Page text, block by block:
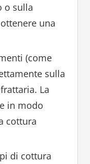
o sulla
una
(come
sulla
La
in modo
cottura
di cottura